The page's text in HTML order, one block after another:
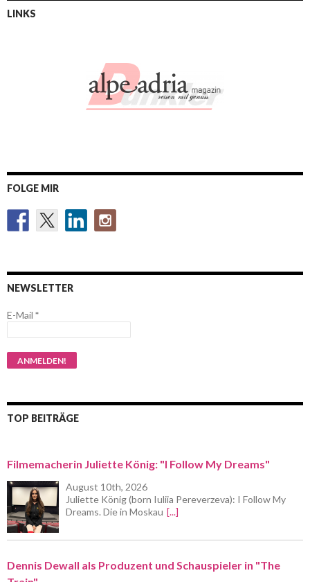
LINKS
FOLGE MIR
NEWSLETTER
E-Mail *
TOP BEITRÄGE
Filmemacherin Juliette König: "I Follow My Dreams"
August 10th, 2026
Juliette König (born Iuliia Pereverzeva): I Follow My
Dreams. Die in Moskau [...]
Dennis Dewall als Produzent und Schauspieler in "The